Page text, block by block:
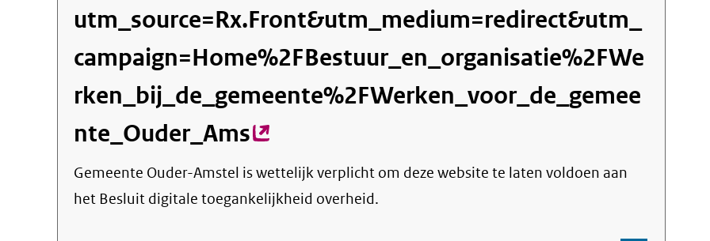
utm_source=Rx.Front&utm_medium=redirect&utm_
campaign=Home%2FBestuur_en_organisatie%2FWe
rken_bij_de_gemeente%2FWerken_voor_de_gemee
nte_Ouder_Ams(externe
link)
Gemeente Ouder-Amstel is wettelijk verplicht om deze website te laten voldoen aan
het Besluit digitale toegankelijkheid overheid.